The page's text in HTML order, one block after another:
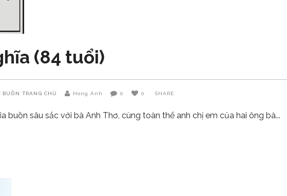
(84 tuổi)
BUỒN TRANG CHỦ Hong Anh 0 0 SHARE
buồn sâu sắc với bà Anh Thơ, cùng toàn thể anh chị em của hai ông bà